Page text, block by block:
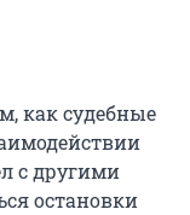
как судебные
с другими
остановки